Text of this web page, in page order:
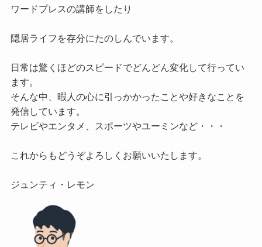
ワードプレスの講師をしたり
隠居ライフを存分にたのしんでいます。
日常は驚くほどのスピードでどんどん変化して行ってい
ます。
そんな中、暇人の心に引っかかったことや好きなことを
発信しています。
テレビやエンタメ、スポーツやユーミンなど・・・
これからもどうぞよろしくお願いいたします。